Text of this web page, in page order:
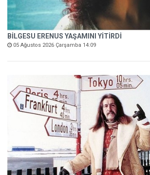
BİLGESU ERENUS YAŞAMINI YİTİRDİ
05 Ağustos 2026 Çarşamba 14:09